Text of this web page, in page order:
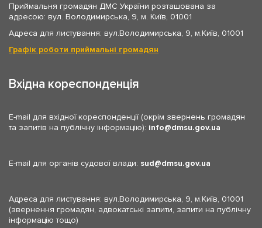
Приймальня громадян ДМС України розташована за
адресою: вул. Володимирська, 9, м. Київ, 01001
Адреса для листування: вул.Володимирська, 9, м.Київ, 01001
Графік роботи приймальні громадян
Вхідна кореспонденція
E-mail для вхідної кореспонденції (окрім звернень громадян
та запитів на публічну інформацію): info dmsu.gov.ua
E-mail для органів судової влади: sud dmsu.gov.ua
Адреса для листування: вул.Володимирська, 9, м.Київ, 01001
(звернення громадян, адвокатські запити, запити на публічну
інформацію тощо)